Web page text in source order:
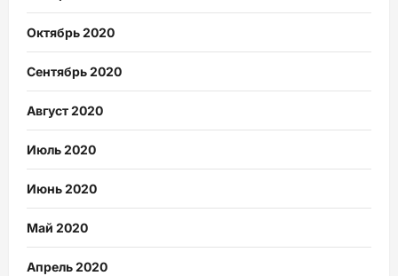
Октябрь 2020
Сентябрь 2020
Август 2020
Июль 2020
Июнь 2020
Май 2020
Апрель 2020